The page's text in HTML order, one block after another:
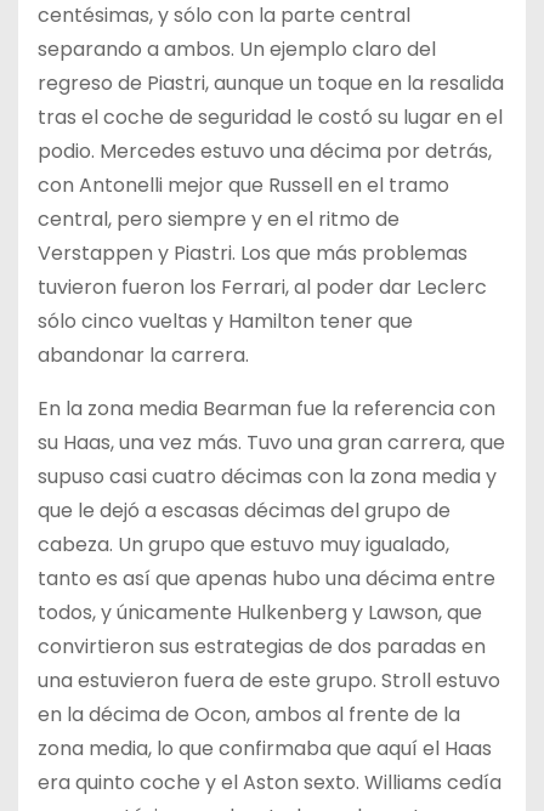
centésimas, y sólo con la parte central
separando a ambos. Un ejemplo claro del
regreso de Piastri, aunque un toque en la resalida
tras el coche de seguridad le costó su lugar en el
podio. Mercedes estuvo una décima por detrás,
con Antonelli mejor que Russell en el tramo
central, pero siempre y en el ritmo de
Verstappen y Piastri. Los que más problemas
tuvieron fueron los Ferrari, al poder dar Leclerc
sólo cinco vueltas y Hamilton tener que
abandonar la carrera.
En la zona media Bearman fue la referencia con
su Haas, una vez más. Tuvo una gran carrera, que
supuso casi cuatro décimas con la zona media y
que le dejó a escasas décimas del grupo de
cabeza. Un grupo que estuvo muy igualado,
tanto es así que apenas hubo una décima entre
todos, y únicamente Hulkenberg y Lawson, que
convirtieron sus estrategias de dos paradas en
una estuvieron fuera de este grupo. Stroll estuvo
en la décima de Ocon, ambos al frente de la
zona media, lo que confirmaba que aquí el Haas
era quinto coche y el Aston sexto. Williams cedía